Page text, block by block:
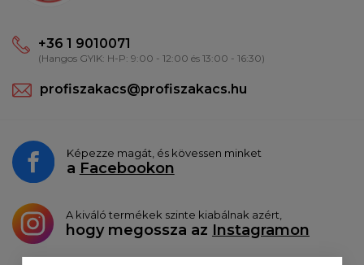
+36 1 9010071
(Hangos GYIK: H-P: 9:00 - 12:00 és 13:00 - 16:30)
profiszakacs@profiszakacs.hu
Képezze magát, és kövessen minket
a Facebookon
A kiváló termékek szinte kiabálnak azért,
hogy megossza az Instagramon